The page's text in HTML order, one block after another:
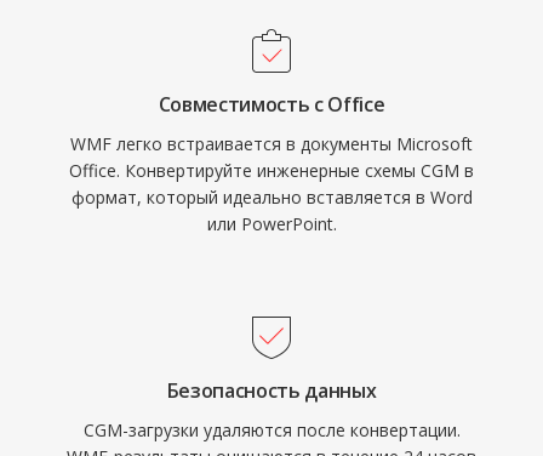
Совместимость с Office
WMF легко встраивается в документы Microsoft
Office. Конвертируйте инженерные схемы CGM в
формат, который идеально вставляется в Word
или PowerPoint.
Безопасность данных
CGM-загрузки удаляются после конвертации.